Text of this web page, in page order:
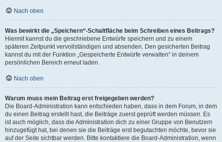
Nach oben
Was bewirkt die „Speichern“-Schaltfläche beim Schreiben eines Beitrags?
Hiermit kannst du die geschriebene Entwürfe speichern und zu einem
späteren Zeitpunkt vervollständigen und absenden. Den gesicherten Beitrag
kannst du mit der Funktion „Gespeicherte Entwürfe verwalten“ in deinem
persönlichen Bereich erneut laden.
Nach oben
Warum muss mein Beitrag erst freigegeben werden?
Die Board-Administration kann entschieden haben, dass in dem Forum, in dem
du einen Beitrag erstellt hast, die Beiträge zuerst geprüft werden müssen. Es
ist auch möglich, dass die Administration dich zu einer Gruppe von Benutzern
hinzugefügt hat, bei denen sie die Beiträge erst begutachten möchte, bevor sie
auf der Seite sichtbar werden. Bitte kontaktiere die Board-Administration, wenn